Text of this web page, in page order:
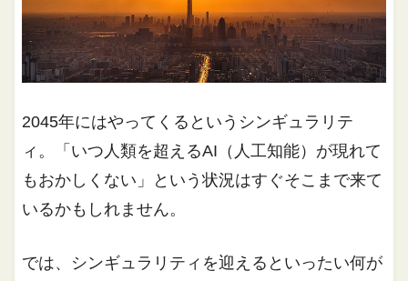
2045年にはやってくるというシンギュラリテ
ィ。「いつ人類を超えるAI（人工知能）が現れて
もおかしくない」という状況はすぐそこまで来て
いるかもしれません。
では、シンギュラリティを迎えるといったい何が